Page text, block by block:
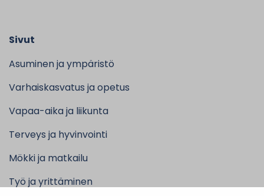
Sivut
Asuminen ja ympäristö
Varhaiskasvatus ja opetus
Vapaa-aika ja liikunta
Terveys ja hyvinvointi
Mökki ja matkailu
Työ ja yrittäminen